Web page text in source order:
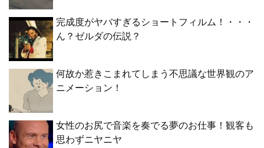
完成度がヤバすぎるショートフィルム！・・・
ん？ゼルダの伝説？
何故か惹きこまれてしまう不思議な世界観のア
ニメーション！
女性のお尻で音楽を奏でる夢のお仕事！観客も
思わずニヤニヤ